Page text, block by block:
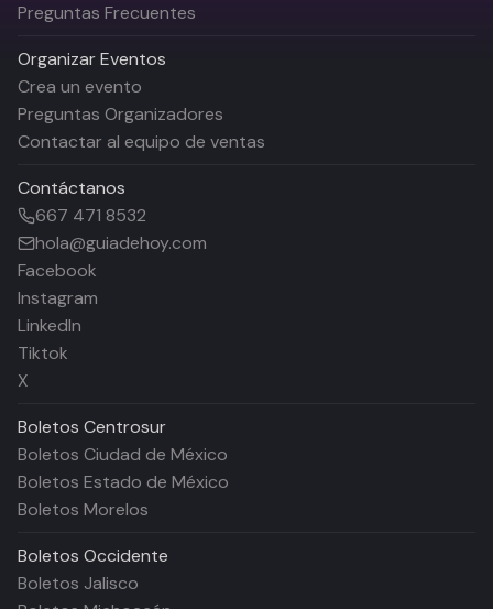
Preguntas Frecuentes
Organizar Eventos
Crea un evento
Preguntas Organizadores
Contactar al equipo de ventas
Contáctanos
667 471 8532
hola@guiadehoy.com
Facebook
Instagram
LinkedIn
Tiktok
X
Boletos Centrosur
Boletos Ciudad de México
Boletos Estado de México
Boletos Morelos
Boletos Occidente
Boletos Jalisco